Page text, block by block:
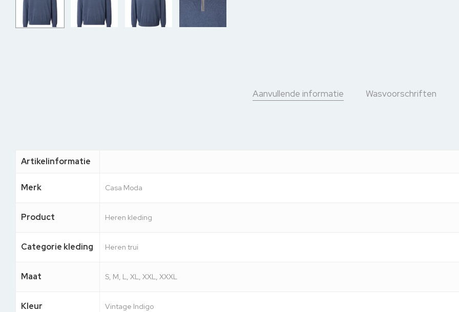
Aanvullende informatie Wasvoorschriften
Artikelinformatie
Merk Casa Moda
Product Heren kleding
Categorie kleding Heren trui
Maat S, M, L, XL, XXL, XXXL
Kleur Vintage Indigo